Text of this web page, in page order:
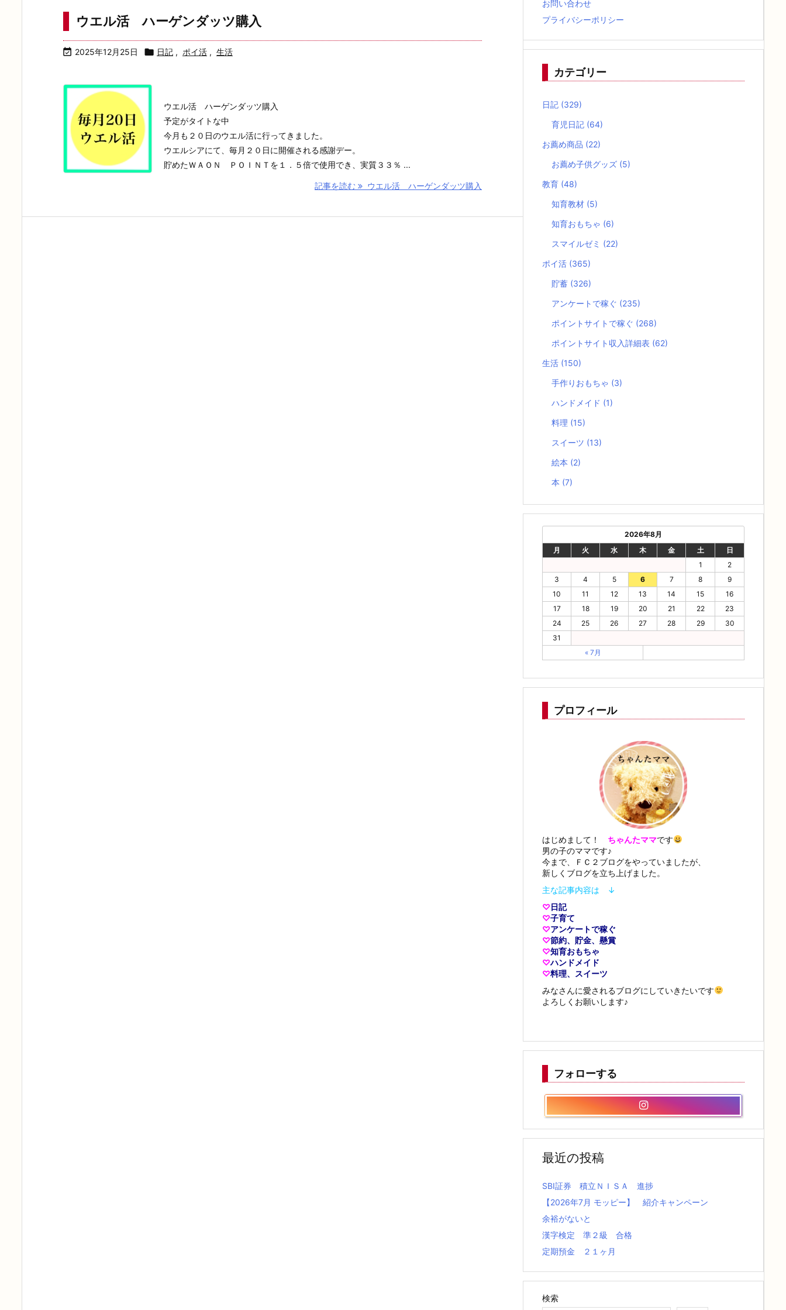
ウエル活 ハーゲンダッツ購入
 2025年12月25日  日記 , ポイ活 , 生活
ウエル活 ハーゲンダッツ購入
予定がタイトな中
今月も２０日のウエル活に行ってきました。
ウエルシアにて、毎月２０日に開催される感謝デー。
貯めたＷＡＯＮ ＰＯＩＮＴを１．５倍で使用でき、実質３３％ ...
記事を読む ウエル活 ハーゲンダッツ購入
お問い合わせ
プライバシーポリシー
カテゴリー
日記 (329)
育児日記 (64)
お薦め商品 (22)
お薦め子供グッズ (5)
教育 (48)
知育教材 (5)
知育おもちゃ (6)
スマイルゼミ (22)
ポイ活 (365)
貯蓄 (326)
アンケートで稼ぐ (235)
ポイントサイトで稼ぐ (268)
ポイントサイト収入詳細表 (62)
生活 (150)
手作りおもちゃ (3)
ハンドメイド (1)
料理 (15)
スイーツ (13)
絵本 (2)
本 (7)
2026年8月
月
火 水 木 金 土
日
1
2
3
4 5 6 7 8
9
10
11 12 13 14 15
16
17
18 19 20 21 22
23
24
25 26 27 28 29
30
31
« 7月
プロフィール
はじめまして！ ちゃんたママです
男の子のママです♪
今まで、ＦＣ２ブログをやっていましたが、
新しくブログを立ち上げました。
主な記事内容は ↓
♡日記
♡子育て
♡アンケートで稼ぐ
♡節約、貯金、懸賞
♡知育おもちゃ
♡ハンドメイド
♡料理、スイーツ
みなさんに愛されるブログにしていきたいです
よろしくお願いします♪
フォローする
最近の投稿
SBI証券 積立ＮＩＳＡ 進捗
【2026年7月 モッピー】 紹介キャンペーン
余裕がないと
漢字検定 準２級 合格
定期預金 ２１ヶ月
検索